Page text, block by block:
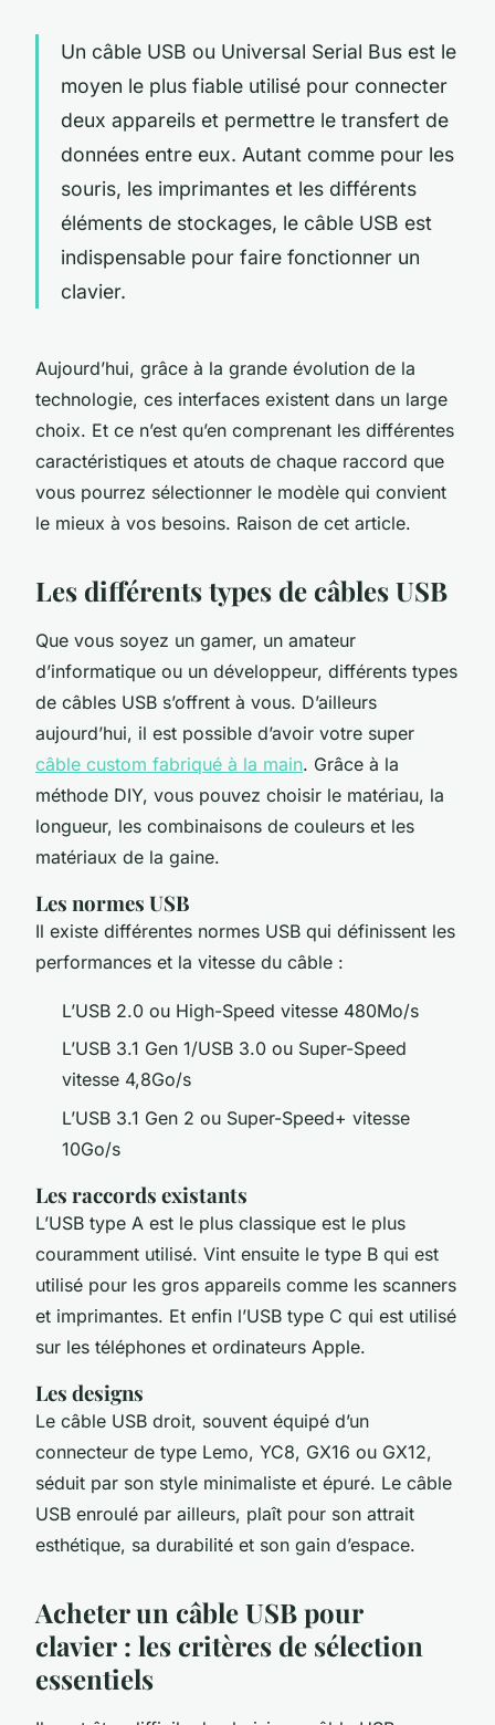
Un câble USB ou Universal Serial Bus est le
moyen le plus fiable utilisé pour connecter
deux appareils et permettre le transfert de
données entre eux. Autant comme pour les
souris, les imprimantes et les différents
éléments de stockages, le câble USB est
indispensable pour faire fonctionner un
clavier.
Aujourd’hui, grâce à la grande évolution de la
technologie, ces interfaces existent dans un large
choix. Et ce n’est qu’en comprenant les différentes
caractéristiques et atouts de chaque raccord que
vous pourrez sélectionner le modèle qui convient
le mieux à vos besoins. Raison de cet article.
Les différents types de câbles USB
Que vous soyez un gamer, un amateur
d’informatique ou un développeur, différents types
de câbles USB s’offrent à vous. D’ailleurs
aujourd’hui, il est possible d’avoir votre super
câble custom fabriqué à la main. Grâce à la
méthode DIY, vous pouvez choisir le matériau, la
longueur, les combinaisons de couleurs et les
matériaux de la gaine.
Les normes USB
Il existe différentes normes USB qui définissent les
performances et la vitesse du câble :
L’USB 2.0 ou High-Speed vitesse 480Mo/s
L’USB 3.1 Gen 1/USB 3.0 ou Super-Speed
vitesse 4,8Go/s
L’USB 3.1 Gen 2 ou Super-Speed+ vitesse
10Go/s
Les raccords existants
L’USB type A est le plus classique est le plus
couramment utilisé. Vint ensuite le type B qui est
utilisé pour les gros appareils comme les scanners
et imprimantes. Et enfin l’USB type C qui est utilisé
sur les téléphones et ordinateurs Apple.
Les designs
Le câble USB droit, souvent équipé d’un
connecteur de type Lemo, YC8, GX16 ou GX12,
séduit par son style minimaliste et épuré. Le câble
USB enroulé par ailleurs, plaît pour son attrait
esthétique, sa durabilité et son gain d’espace.
Acheter un câble USB pour
clavier : les critères de sélection
essentiels